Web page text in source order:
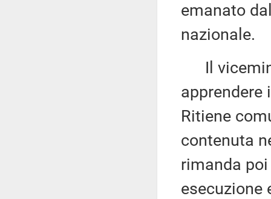
emanato
nazionale.
Il
apprendere
Ritiene
contenuta
rimanda
esecuzione